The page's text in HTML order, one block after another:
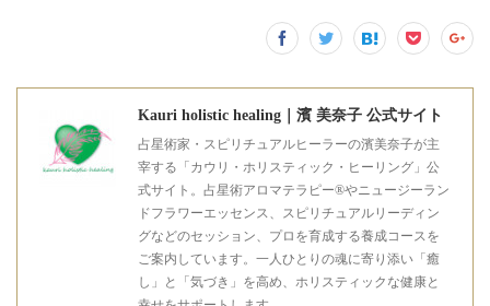
Kauri holistic healing｜濱 美奈子 公式サイト
占星術家・スピリチュアルヒーラーの濱美奈子が主
宰する「カウリ・ホリスティック・ヒーリング」公
式サイト。占星術アロマテラピー®やニュージーラン
ドフラワーエッセンス、スピリチュアルリーディン
グなどのセッション、プロを育成する養成コースを
ご案内しています。一人ひとりの魂に寄り添い「癒
し」と「気づき」を高め、ホリスティックな健康と